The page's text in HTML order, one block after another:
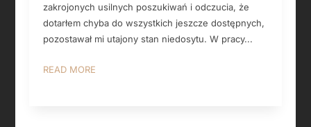
zakrojonych usilnych poszukiwań i odczucia, że
dotarłem chyba do wszystkich jeszcze dostępnych,
pozostawał mi utajony stan niedosytu. W pracy...
READ MORE